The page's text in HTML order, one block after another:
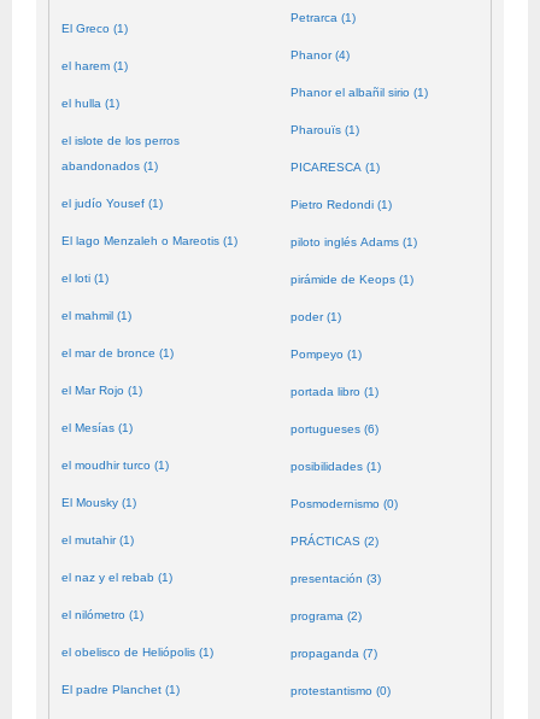
El Greco (1)
el harem (1)
el hulla (1)
el islote de los perros
abandonados (1)
el judío Yousef (1)
El lago Menzaleh o Mareotis (1)
el loti (1)
el mahmil (1)
el mar de bronce (1)
el Mar Rojo (1)
el Mesías (1)
el moudhir turco (1)
El Mousky (1)
el mutahir (1)
el naz y el rebab (1)
el nilómetro (1)
el obelisco de Heliópolis (1)
El padre Planchet (1)
Petrarca (1)
Phanor (4)
Phanor el albañil sirio (1)
Pharouïs (1)
PICARESCA (1)
Pietro Redondi (1)
piloto inglés Adams (1)
pirámide de Keops (1)
poder (1)
Pompeyo (1)
portada libro (1)
portugueses (6)
posibilidades (1)
Posmodernismo (0)
PRÁCTICAS (2)
presentación (3)
programa (2)
propaganda (7)
protestantismo (0)